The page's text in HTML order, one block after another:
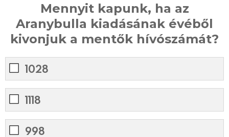
Mennyit kapunk, ha az
Aranybulla kiadásának évéből
kivonjuk a mentők hívószámát?
1028
1118
998